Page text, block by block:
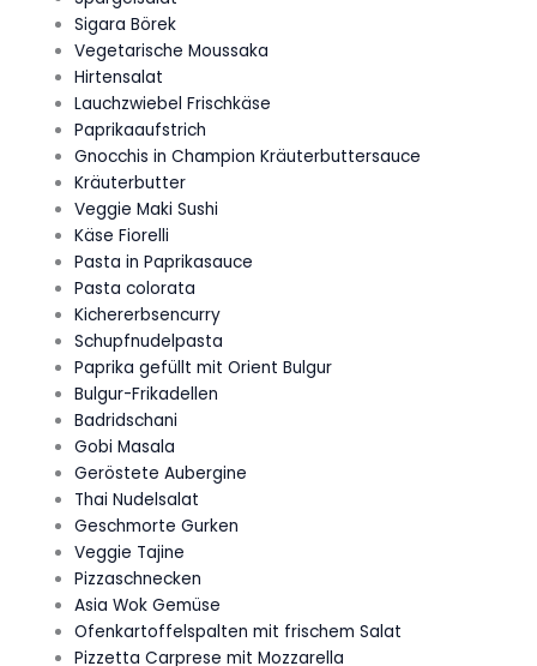
Sigara Börek
Vegetarische Moussaka
Hirtensalat
Lauchzwiebel Frischkäse
Paprikaaufstrich
Gnocchis in Champion Kräuterbuttersauce
Kräuterbutter
Veggie Maki Sushi
Käse Fiorelli
Pasta in Paprikasauce
Pasta colorata
Kichererbsencurry
Schupfnudelpasta
Paprika gefüllt mit Orient Bulgur
Bulgur-Frikadellen
Badridschani
Gobi Masala
Geröstete Aubergine
Thai Nudelsalat
Geschmorte Gurken
Veggie Tajine
Pizzaschnecken
Asia Wok Gemüse
Ofenkartoffelspalten mit frischem Salat
Pizzetta Carprese mit Mozzarella